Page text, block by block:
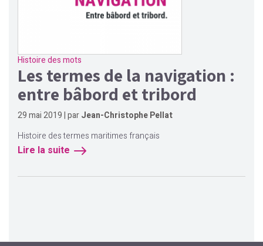
Histoire des mots
Les termes de la navigation :
entre bâbord et tribord
29 mai 2019 | parJean-Christophe Pellat
Histoire des termes maritimes français
Lire la suite